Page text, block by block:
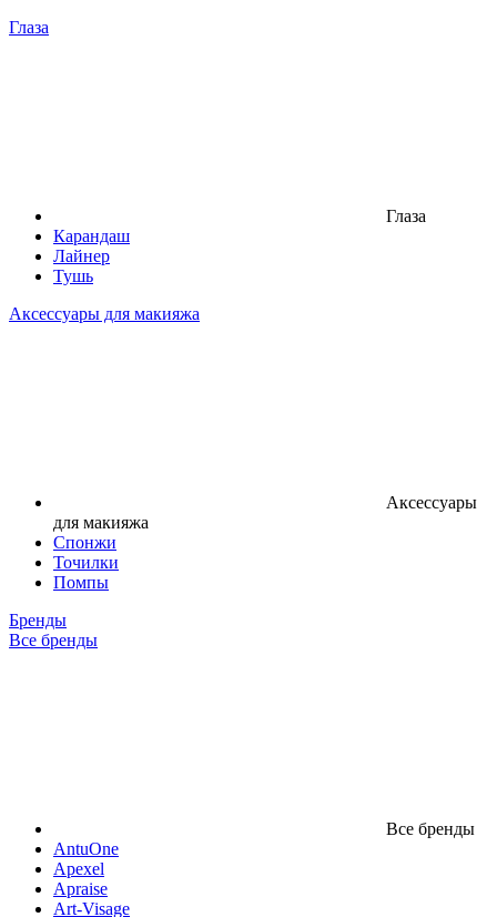
Глаза
Глаза
Карандаш
Лайнер
Тушь
Аксессуары для макияжа
Аксессуары
для макияжа
Спонжи
Точилки
Помпы
Бренды
Все бренды
Все бренды
AntuOne
Apexel
Apraise
Art-Visage